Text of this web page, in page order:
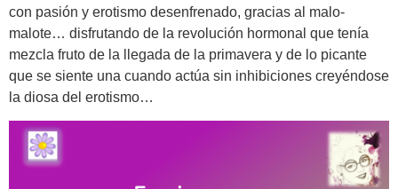
con pasión y erotismo desenfrenado, gracias al malo-
malote… disfrutando de la revolución hormonal que tenía
mezcla fruto de la llegada de la primavera y de lo picante
que se siente una cuando actúa sin inhibiciones creyéndose
la diosa del erotismo…